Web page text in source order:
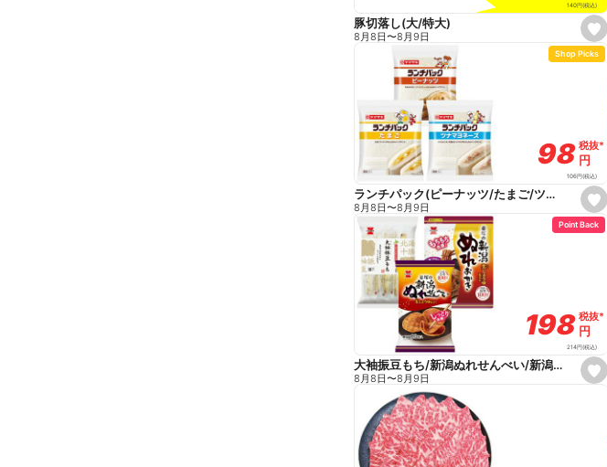
s
e
t
t
e
140円(税込)
豚切落し(大/特大)
8月8日〜8月9日
s
e
t
t
e
Shop Picks
98
98税抜*
税抜*
円
円
106円(税込)
ランチパック(ピーナッツ/たまご/ツナマヨネーズ)
8月8日〜8月9日
s
e
Point Back
198
198税抜*
税抜*
円
円
214円(税込)
大袖振豆もち/新潟ぬれせんべい/新潟ぬれおかき
8月8日〜8月9日